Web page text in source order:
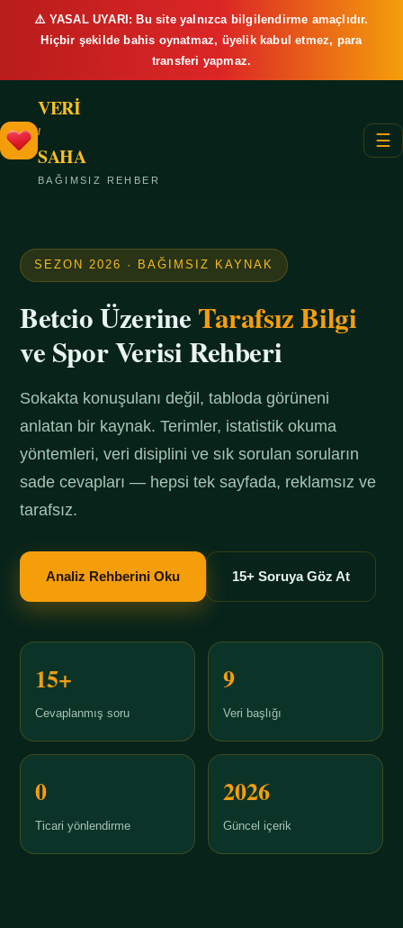
⚠️ YASAL UYARI: Bu site yalnızca bilgilendirme amaçlıdır.
Hiçbir şekilde bahis oynatmaz, üyelik kabul etmez, para
transferi yapmaz.
VERİ
/
SAHA
BAĞIMSIZ REHBER
☰
SEZON 2026 · BAĞIMSIZ KAYNAK
Betcio ÜzerineTarafsız Bilgi
ve Spor Verisi Rehberi
Sokakta konuşulanı değil, tabloda görüneni
anlatan bir kaynak. Terimler, istatistik okuma
yöntemleri, veri disiplini ve sık sorulan soruların
sade cevapları — hepsi tek sayfada, reklamsız ve
tarafsız.
Analiz Rehberini Oku 15+ Soruya Göz At
15+
Cevaplanmış soru
9
Veri başlığı
0
Ticari yönlendirme
2026
Güncel içerik